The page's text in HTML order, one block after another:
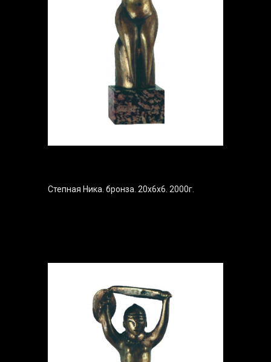
Степная Ника. бронза. 20х6х6. 2000г.